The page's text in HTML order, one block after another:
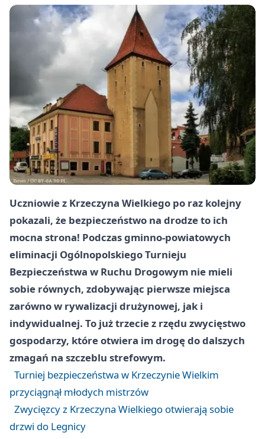
Uczniowie z Krzeczyna Wielkiego po raz kolejny
pokazali, że bezpieczeństwo na drodze to ich
mocna strona! Podczas gminno-powiatowych
eliminacji Ogólnopolskiego Turnieju
Bezpieczeństwa w Ruchu Drogowym nie mieli
sobie równych, zdobywając pierwsze miejsca
zarówno w rywalizacji drużynowej, jak i
indywidualnej. To już trzecie z rzędu zwycięstwo
gospodarzy, które otwiera im drogę do dalszych
zmagań na szczeblu strefowym.
Turniej bezpieczeństwa w Krzeczynie Wielkim
przyciągnął młodych mistrzów
Zwycięzcy z Krzeczyna Wielkiego otwierają sobie
drzwi do Legnicy